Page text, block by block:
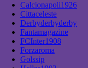
Calcionapoli1926
Cittaceleste
Derbyderbyderby
Fantamagazine
FCInter1908
Forzaroma
Golssip